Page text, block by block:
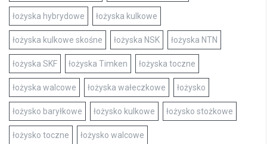
łożyska hybrydowe łożyska kulkowe
łożyska kulkowe skośne łożyska NSK łożyska NTN
łożyska SKF łożyska Timken łożyska toczne
łożyska walcowe łożyska wałeczkowe łożysko
łożysko baryłkowe łożysko kulkowe łożysko stożkowe
łożysko toczne łożysko walcowe